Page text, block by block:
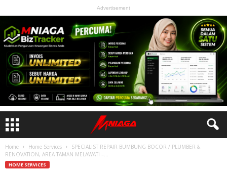
Advertisement
Home Home Services
SPECIALIST REPAIR BUMBUNG BOCOR / PLUMBER &
RENOVATION, AREA TAMAN MELAWATI –...
HOME SERVICES